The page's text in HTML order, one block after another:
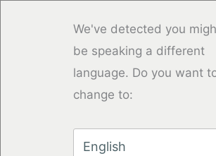
We've detected you
be speaking a different
language. Do you want
change to:
English